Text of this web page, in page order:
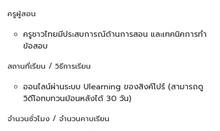
ครูผู้สอน
ครูชาวไทยมีประสบการณ์ด้านการสอน และเทคนิคการทำ
ข้อสอบ
สถานที่เรียน / วิธีการเรียน
ออนไลน์ผ่านระบบ Ulearning ของสิงค์โปร์ (สามารถดู
วิดีโอทบทวนย้อนหลังได้ 30 วัน)
จำนวนชั่วโมง / จำนวนคาบเรียน